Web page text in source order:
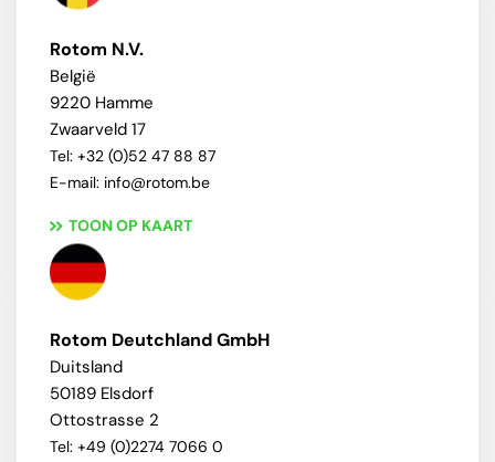
Rotom N.V.
België
9220 Hamme
Zwaarveld 17
Tel: +32 (0)52 47 88 87
E-mail: info@rotom.be
TOON OP KAART
Rotom Deutchland GmbH
Duitsland
50189 Elsdorf
Ottostrasse 2
Tel: +49 (0)2274 7066 0